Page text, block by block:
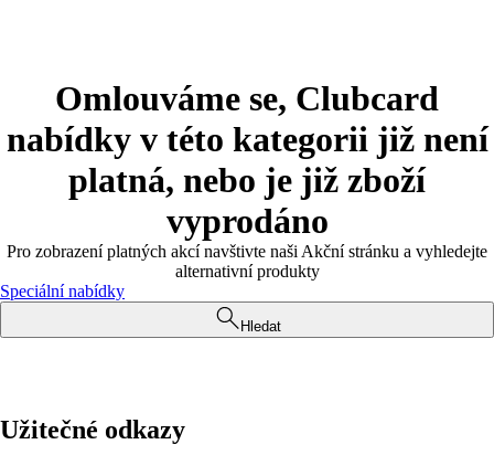
Omlouváme se, Clubcard
nabídky v této kategorii již není
platná, nebo je již zboží
vyprodáno
Pro zobrazení platných akcí navštivte naši Akční stránku a vyhledejte
alternativní produkty
Speciální nabídky
Hledat
Užitečné odkazy